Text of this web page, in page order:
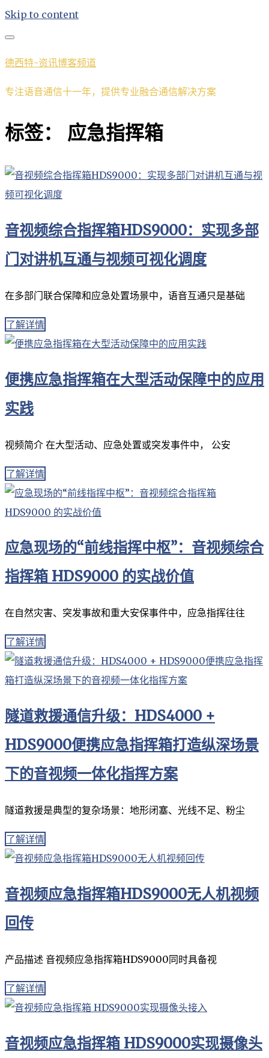
Skip to content
德西特-资讯博客频道
专注语音通信十一年，提供专业融合通信解决方案
标签： 应急指挥箱
音视频综合指挥箱HDS9000：实现多部
门对讲机互通与视频可视化调度
在多部门联合保障和应急处置场景中，语音互通只是基础
了解详情
便携应急指挥箱在大型活动保障中的应用
实践
视频简介 在大型活动、应急处置或突发事件中， 公安
了解详情
应急现场的“前线指挥中枢”：音视频综合
指挥箱 HDS9000 的实战价值
在自然灾害、突发事故和重大安保事件中，应急指挥往往
了解详情
隧道救援通信升级：HDS4000 +
HDS9000便携应急指挥箱打造纵深场景
下的音视频一体化指挥方案
隧道救援是典型的复杂场景：地形闭塞、光线不足、粉尘
了解详情
音视频应急指挥箱HDS9000无人机视频
回传
产品描述 音视频应急指挥箱HDS9000同时具备视
了解详情
音视频应急指挥箱 HDS9000实现摄像头